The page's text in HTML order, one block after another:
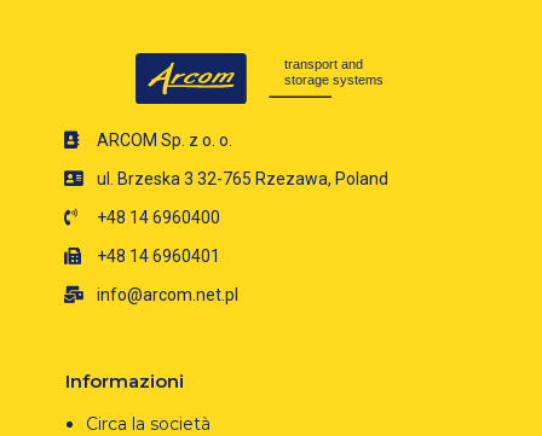
ARCOM Sp. z o. o.
ul. Brzeska 3 32-765 Rzezawa, Poland
+48 14 6960400
+48 14 6960401
info@arcom.net.pl
Informazioni
Circa la società